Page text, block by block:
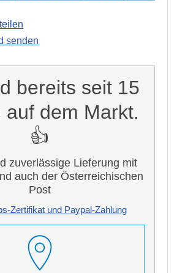
senden
bereits seit 15
auf dem Markt.
👍
zuverlässige Lieferung mit
auch der Österreichischen
Post
Zertifikat und Paypal-Zahlung